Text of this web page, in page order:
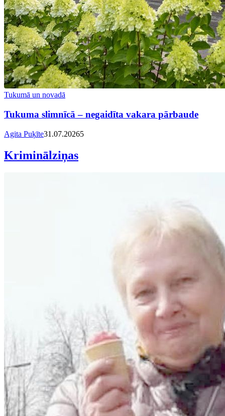
Tukumā un novadā
Tukuma slimnīcā – negaidīta vakara pārbaude
Agita Puķīte31.07.20265
Kriminālziņas